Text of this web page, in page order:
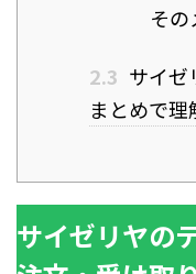
その
2.3 サイゼ
まとめで
サイゼリヤの